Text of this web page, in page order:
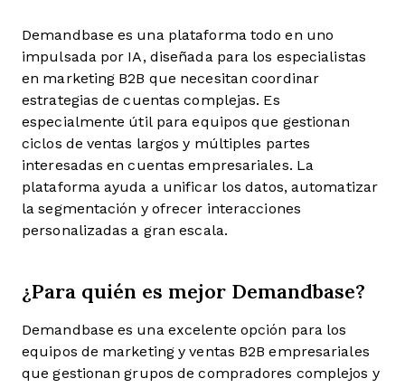
Demandbase es una plataforma todo en uno
impulsada por IA, diseñada para los especialistas
en marketing B2B que necesitan coordinar
estrategias de cuentas complejas. Es
especialmente útil para equipos que gestionan
ciclos de ventas largos y múltiples partes
interesadas en cuentas empresariales. La
plataforma ayuda a unificar los datos, automatizar
la segmentación y ofrecer interacciones
personalizadas a gran escala.
¿Para quién es mejor Demandbase?
Demandbase es una excelente opción para los
equipos de marketing y ventas B2B empresariales
que gestionan grupos de compradores complejos y